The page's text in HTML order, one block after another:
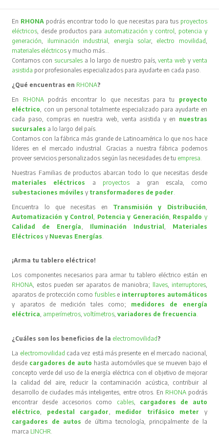
En RHONA podrás encontrar todo lo que necesitas para tus proyectos
eléctricos , desde productos para automatización y control
potencia y
generación
iluminación industrial energía solar, electro movilidad
materiales eléctricos y mucho más…
Contamos con sucursales a lo largo de nuestro país,venta web y venta
asistida por profesionales especializados para ayudarte en cada paso.
¿Qué encuentras en RHONA?
En RHONA podrás encontrar lo que necesitas para tu proyecto
eléctrico , con un personal totalmente especializado para ayudarte en
cada paso, compras en nuestra web, venta asistida y en nuestras
sucursales a lo largo del país.
Contamos con la fábrica más grande de Latinoamérica lo que nos hace
líderes en el mercado industrial. Gracias a nuestra fábrica podemos
proveer servicios personalizados según las necesidades de tu empresa
Nuestras Familias de productos abarcan todo lo que necesitas desde
materiales eléctricos
a proyectos
a gran escala, como
subestaciones móvilesy transformadores de poder
Encuentra lo que necesitas en Transmisión y Distribución
Automatización y Control
Potencia y Generación Respaldo y
Calidad de Energía
Iluminación Industrial
Materiales
Eléctricos y Nuevas Energías
¡Arma tu tablero eléctrico!
Los componentes necesarios para armar tu tablero eléctrico están en
RHONA , estos pueden ser aparatos de maniobra; llaves, interruptores,
aparatos de protección comofusibles e interruptores automáticos
y aparatos de medición tales como; medidores de energía
eléctrica amperímetros ,voltímetros ,variadores de frecuencia
¿Cuáles son los beneficios de la electromovilidad?
La electromovilidad cada vez está más presente en el mercado nacional,
desde cargadores de auto hasta automóviles que se mueven bajo el
concepto verde del uso de la energía eléctrica con el objetivo de mejorar
la calidad del aire, reducir la contaminación acústica, contribuir al
desarrollo de ciudades más inteligentes, entre otros. En RHONA podrás
encontrar desde accesorios como cables, cargadores de auto
eléctrico
pedestal cargador medidor trifásico meter
y
cargadores de autos de última tecnología, principalmente de la
marca LINCHR